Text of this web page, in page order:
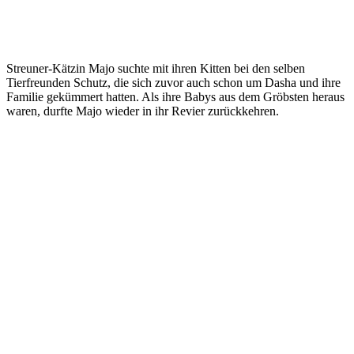
Streuner-Kätzin Majo suchte mit ihren Kitten bei den selben
Tierfreunden Schutz, die sich zuvor auch schon um Dasha und ihre
Familie gekümmert hatten. Als ihre Babys aus dem Gröbsten heraus
waren, durfte Majo wieder in ihr Revier zurückkehren.